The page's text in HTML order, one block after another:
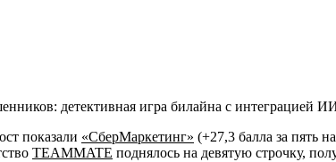
детективная игра билайна с интеграцией
показали «СберМаркетинг» (+27,3 балла за пять
TEAMMATE поднялось на девятую строчку,